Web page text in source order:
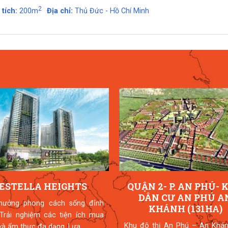
tích: 200m2 Địa chỉ: Thủ Đức - Hồ Chí Minh
HEIGHTS
phong cách sống đỉnh
nghiệm các tiện ích mua
QUẬN 2- P. AN PHÚ-
DÂN CƯ AN PHÚ
KHÁNH (131HA)
Khu đô thị An Phú – An